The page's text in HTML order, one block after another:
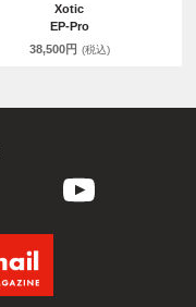
Xotic
EP-Pro
38,500円 (税込)